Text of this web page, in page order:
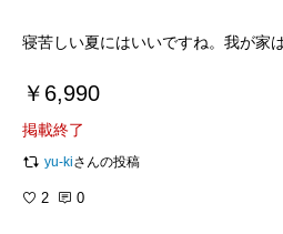
寝苦しい夏にはいいですね。我が家
￥6,990
掲載終了
yu-kiさんの投稿
2 0